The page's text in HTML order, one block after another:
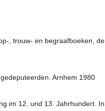
, trouw- en begraafboeken,
Arnhem 1980
im 12. und 13. Jahrhundert.